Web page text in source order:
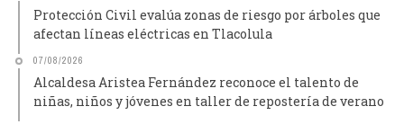
Protección Civil evalúa zonas de riesgo por árboles que
afectan líneas eléctricas en Tlacolula
07/08/2026
Alcaldesa Aristea Fernández reconoce el talento de
niñas, niños y jóvenes en taller de repostería de verano